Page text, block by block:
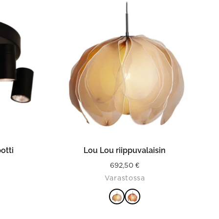
VALITSE VAIHTOEHDOISTA
has
variants.
The
options
may
be
chosen
on
the
product
page
Lou Lou riippuvalaisin
692,50€
Varastossa